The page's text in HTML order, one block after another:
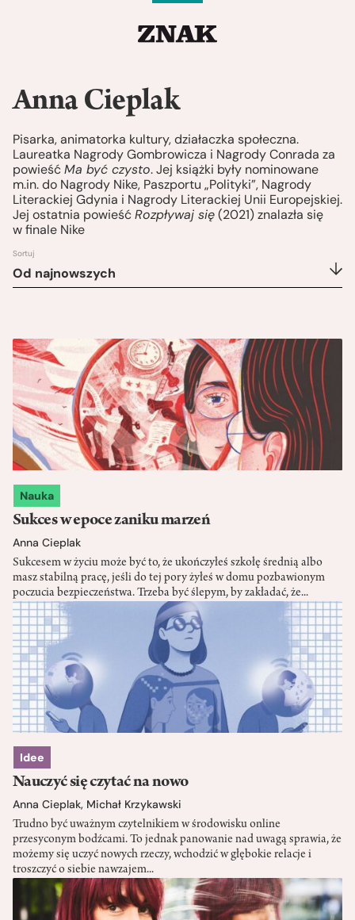
Anna Cieplak
Pisarka, animatorka kultury, działaczka społeczna.
Laureatka Nagrody Gombrowicza i Nagrody Conrada za
powieśćMa być czysto. Jej książki były nominowane
m.in. do Nagrody Nike, Paszportu „Polityki”, Nagrody
Literackiej Gdynia i Nagrody Literackiej Unii Europejskiej.
Jej ostatnia powieśćRozpływaj się(2021) znalazła się
w finale Nike
Sortuj
Od najnowszych
Nauka
Sukces w epoce zaniku marzeń
Anna Cieplak
Sukcesem w życiu może być to, że ukończyłeś szkołę średnią albo
masz stabilną pracę, jeśli do tej pory żyłeś w domu pozbawionym
poczucia bezpieczeństwa. Trzeba być ślepym, by zakładać, że...
Idee
Nauczyć się czytać na nowo
Anna Cieplak, Michał Krzykawski
Trudno być uważnym czytelnikiem w środowisku online
przesyconym bodźcami. To jednak panowanie nad uwagą sprawia, że
możemy się uczyć nowych rzeczy, wchodzić w głębokie relacje i
troszczyć o siebie nawzajem...